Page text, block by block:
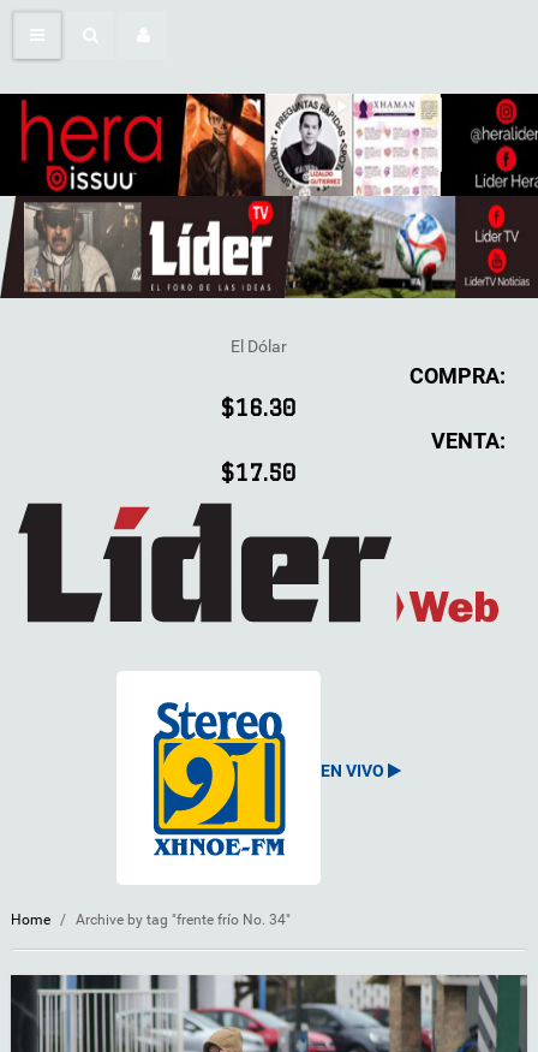
El Dólar
COMPRA:
$16.30
VENTA:
$17.50
EN VIVO
Home / Archive by tag "frente frío No. 34"